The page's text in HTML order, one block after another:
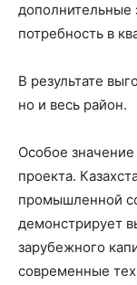
дополнительные
потребность в
В результате
но и весь район.
Особое
проекта.
промышленной
демонстрирует
зарубежного
современные